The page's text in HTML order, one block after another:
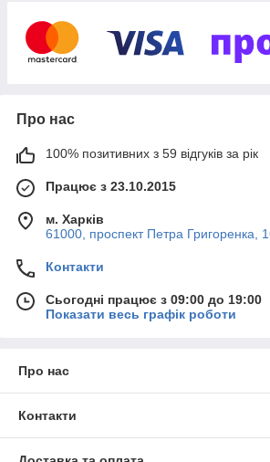
оригінальних запчастин до
Україні, з дозволами від
найнижчу в Україні ціну та швидку
регіони популярними
До вибору вагів!
Рекомендуємо
Про нас
100% позитивних з 59 відгуків за рік
Працює з 23.10.2015
м. Харків
61000, проспект Петра Григоренка,
Контакти
Сьогодні працює з 09:00 до 19:00
Показати весь графік роботи
Про нас
Контакти